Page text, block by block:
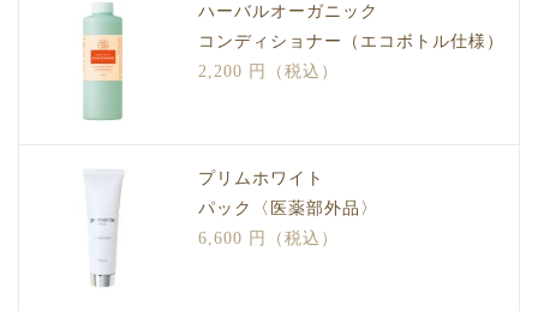
ハーバルオーガニック
コンディショナー（エコボトル仕様）
2,200 円（税込）
プリムホワイト
パック〈医薬部外品〉
6,600 円（税込）